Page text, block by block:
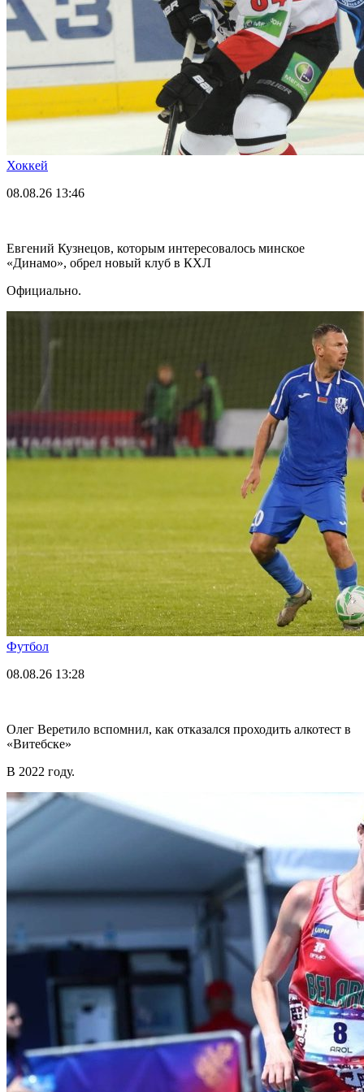
Хоккей
08.08.26 13:46
Евгений Кузнецов, которым интересовалось минское
«Динамо», обрел новый клуб в КХЛ
Официально.
Футбол
08.08.26 13:28
Олег Веретило вспомнил, как отказался проходить алкотест в
«Витебске»
В 2022 году.